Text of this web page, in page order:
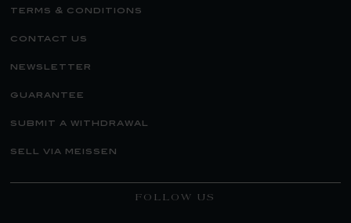
terms & conditions
contact us
newsletter
guarantee
submit a withdrawal
sell via meissen
FOLLOW US